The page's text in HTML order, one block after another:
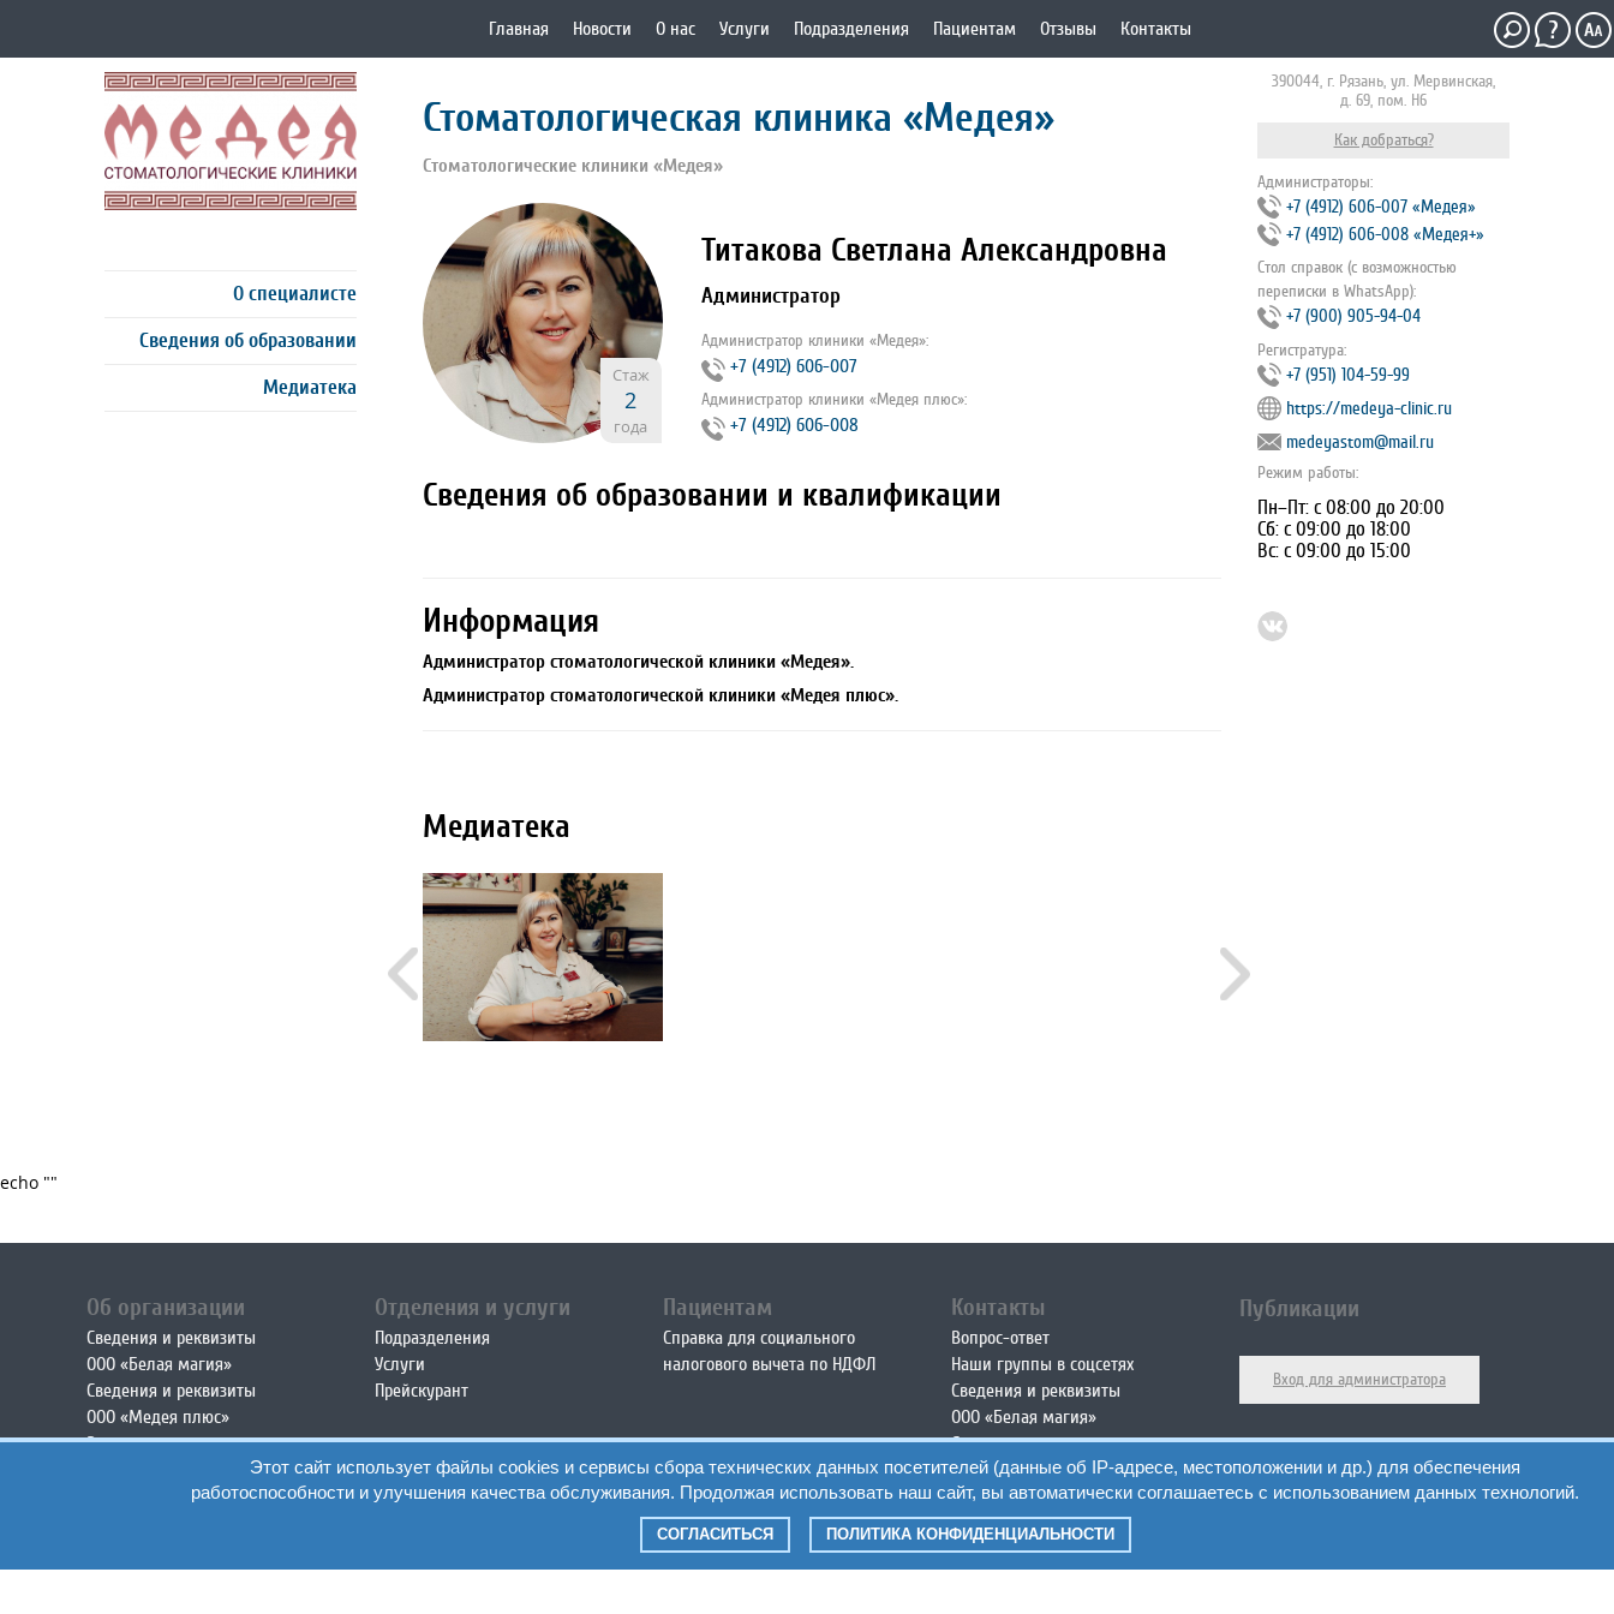
Главная Новости О нас Услуги Подразделения Пациентам Отзывы Контакты
О специалисте
Сведения об образовании
Медиатека
Стоматологическая клиника «Медея»
Стоматологические клиники «Медея»
Стаж
2
года
Титакова Светлана Александровна
Администратор
Администратор клиники «Медея»:
+7 (4912) 606-007
Администратор клиники «Медея плюс»:
+7 (4912) 606-008
Сведения об образовании и квалификации
Информация
Администратор стоматологической клиники «Медея».
Администратор стоматологической клиники «Медея плюс».
Медиатека
390044, г. Рязань, ул. Мервинская,
д. 69, пом. Н6
Как добраться?
Администраторы:
+7 (4912) 606-007 «Медея»
+7 (4912) 606-008 «Медея+»
Стол справок (с возможностью
переписки в WhatsApp):
+7 (900) 905-94-04
Регистратура:
+7 (951) 104-59-99
https://medeya-clinic.ru
medeyastom@mail.ru
Режим работы:
Пн–Пт: с 08:00 до 20:00
Сб: с 09:00 до 18:00
Вс: с 09:00 до 15:00
Об организации
Сведения и реквизиты
ООО «Белая магия»
Сведения и реквизиты
ООО «Медея плюс»
Вакансии
• все специалисты
Отделения и услуги
Подразделения
Услуги
Прейскурант
Пациентам
Справка для социального
налогового вычета по НДФЛ
Контакты
Вопрос-ответ
Наши группы в соцсетях
Сведения и реквизиты
ООО «Белая магия»
Сведения и реквизиты
ООО «Медея плюс»
Публикации
Вход для администратора
echo ""
Этот сайт использует файлы cookies и сервисы сбора технических данных посетителей (данные об IP-адресе, местоположении и др.) для обеспечения
работоспособности и улучшения качества обслуживания. Продолжая использовать наш сайт, вы автоматически соглашаетесь с использованием данных технологий.
СОГЛАСИТЬСЯ ПОЛИТИКА КОНФИДЕНЦИАЛЬНОСТИ